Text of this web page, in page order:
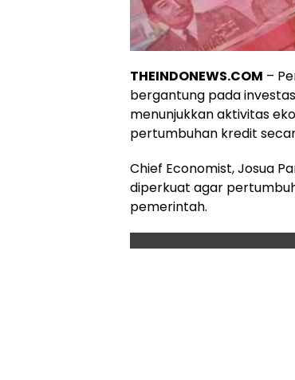
THEINDONEWS.COM –
bergantung pada
menunjukkan aktivitas
pertumbuhan kredit
Chief Economist, Josua
diperkuat agar
pemerintah.